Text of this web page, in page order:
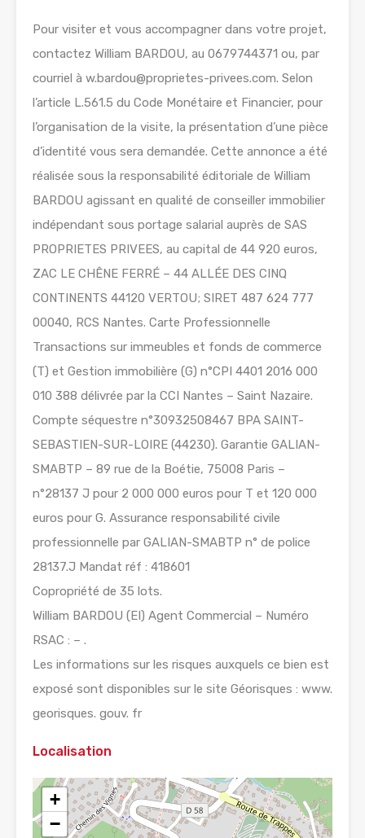
Pour visiter et vous accompagner dans votre projet,
contactez William BARDOU, au 0679744371 ou, par
courriel à w.bardou@proprietes-privees.com. Selon
l’article L.561.5 du Code Monétaire et Financier, pour
l’organisation de la visite, la présentation d’une pièce
d’identité vous sera demandée. Cette annonce a été
réalisée sous la responsabilité éditoriale de William
BARDOU agissant en qualité de conseiller immobilier
indépendant sous portage salarial auprès de SAS
PROPRIETES PRIVEES, au capital de 44 920 euros,
ZAC LE CHÊNE FERRÉ – 44 ALLÉE DES CINQ
CONTINENTS 44120 VERTOU; SIRET 487 624 777
00040, RCS Nantes. Carte Professionnelle
Transactions sur immeubles et fonds de commerce
(T) et Gestion immobilière (G) n°CPI 4401 2016 000
010 388 délivrée par la CCI Nantes – Saint Nazaire.
Compte séquestre n°30932508467 BPA SAINT-
SEBASTIEN-SUR-LOIRE (44230). Garantie GALIAN-
SMABTP – 89 rue de la Boétie, 75008 Paris –
n°28137 J pour 2 000 000 euros pour T et 120 000
euros pour G. Assurance responsabilité civile
professionnelle par GALIAN-SMABTP n° de police
28137.J Mandat réf : 418601
Copropriété de 35 lots.
William BARDOU (EI) Agent Commercial – Numéro
RSAC : – .
Les informations sur les risques auxquels ce bien est
exposé sont disponibles sur le site Géorisques : www.
georisques. gouv. fr
Localisation
+
−